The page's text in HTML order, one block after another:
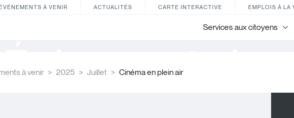
À VENIR ACTUALITÉS CARTE INTERACTIVE EMPLOIS À LA
Services aux citoyens
Événements à
à venir 2025 Juillet Cinéma en plein air